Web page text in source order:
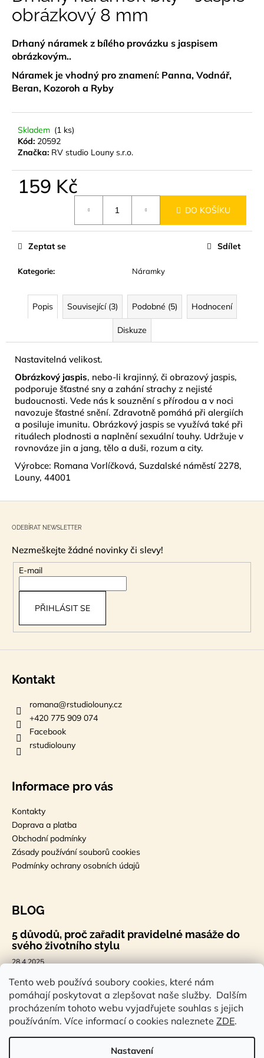
Tento web používá soubory cookies, které nám
pomáhají poskytovat a zlepšovat naše služby. Dalším
procházením tohoto webu vyjadřujete souhlas s jejich
používáním. Více informací o cookies naleznete ZDE.
Nastavení
0,0
z
hvězdiček.
obrázkový 8 mm
Drhaný náramek z bílého provázku s jaspisem
obrázkovým..
Náramek je vhodný pro znamení: Panna, Vodnář,
Beran, Kozoroh a Ryby
Skladem (1 ks)
Kód: 20592
Značka: RV studio Louny s.r.o.
159 Kč
DO KOŠÍKU
Kategorie: Náramky
Zeptat se Sdílet
Popis Související (3) Podobné (5) Hodnocení
Diskuze
Nastavitelná velikost.
Obrázkový jaspis, nebo-li krajinný, či obrazový jaspis,
podporuje šťastné sny a zahání strachy z nejisté
budoucnosti. Vede nás k souznění s přírodou a v noci
navozuje šťastné snění. Zdravotně pomáhá při alergiích
a posiluje imunitu. Obrázkový jaspis se využívá také při
rituálech plodnosti a naplnění sexuální touhy. Udržuje v
rovnováze jin a jang, tělo a duši, rozum a city.
Výrobce: Romana Vorlíčková, Suzdalské náměstí 2278,
Louny, 44001
a
í
t
?
o
u
MÝDLOVÁ
KYTICE
25
KVĚTŮ
790
Kč
ODEBÍRAT NEWSLETTER
Nezmeškejte žádné novinky či slevy!
E-mail
PŘIHLÁSIT SE
Kontakt
romana@rstudiolouny.cz
+420 775 909 074
Facebook
rstudiolouny
Informace pro vás
Kontakty
Doprava a platba
Obchodní podmínky
Zásady používání souborů cookies
Podmínky ochrany osobních údajů
BLOG
5 důvodů, proč zařadit pravidelné masáže do
svého životního stylu
28.4.2025
🐣 Velikonoční styl, který tě bude bavit
7.4.2025
Sauna a saunová terapie: Cesta ke zdraví a
pohodě
14.2.2025